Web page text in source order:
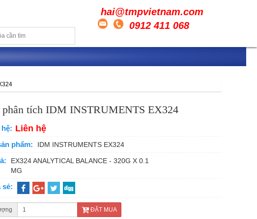
hai@tmpvietnam.com
0912 411 068
phân tích IDM INSTRUMENTS EX324
Liên hệ
phẩm: IDM INSTRUMENTS EX324
EX324 ANALYTICAL BALANCE - 320G X 0.1
MG
sẻ:
ĐẶT MUA